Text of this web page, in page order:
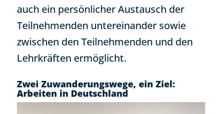
auch ein persönlicher Austausch der
Teilnehmenden untereinander sowie
zwischen den Teilnehmenden und den
Lehrkräften ermöglicht.
Zwei Zuwanderungswege, ein Ziel:
Arbeiten in Deutschland